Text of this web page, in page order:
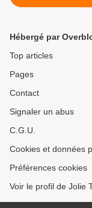
Hébergé par
Top articles
Pages
Contact
Signaler un abus
C.G.U.
Cookies et données
Préférences cookies
Voir le profil de Jolie